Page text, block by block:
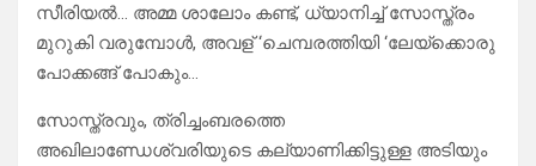
സീരിയൽ… അമ്മ ശാലോം കണ്ട്, ധ്യാനിച്ച് സോസ്ത്രം
മുറുകി വരുമ്പോൾ, അവള് ‘ചെമ്പരത്തിയി ‘ലേയ്ക്കൊരു
പോക്കങ്ങ് പോകും…
സോസ്ത്രവും, ത്രിച്ചംബരത്തെ
അഖിലാണ്ഡേശ്വരിയുടെ കല്യാണിക്കിട്ടുള്ള അടിയും